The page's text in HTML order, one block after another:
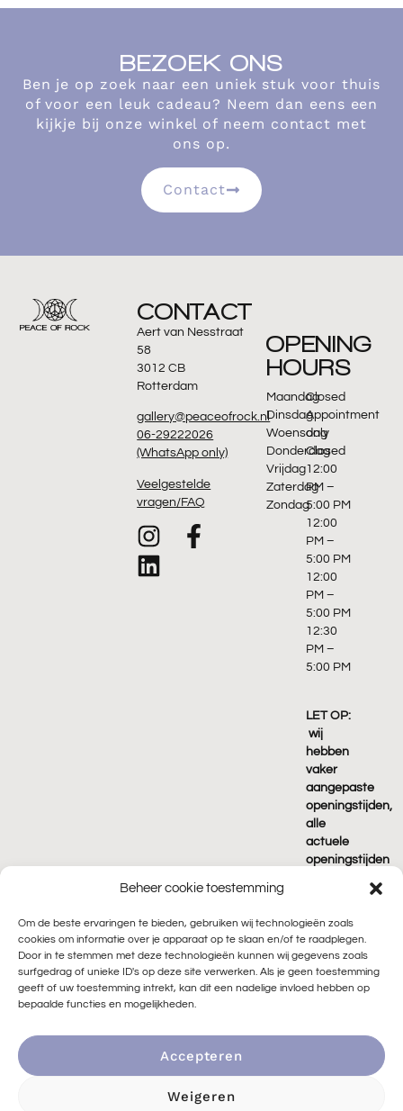
Beheer cookie toestemming
Om de beste ervaringen te bieden, gebruiken wij technologieën zoals
cookies om informatie over je apparaat op te slaan en/of te raadplegen.
Door in te stemmen met deze technologieën kunnen wij gegevens zoals
surfgedrag of unieke ID's op deze site verwerken. Als je geen toestemming
geeft of uw toestemming intrekt, kan dit een nadelige invloed hebben op
bepaalde functies en mogelijkheden.
Accepteren
Weigeren
BEZOEK ONS
Ben je op zoek naar een uniek stuk voor thuis
of voor een leuk cadeau? Neem dan eens een
kijkje bij onze winkel of neem contact met
ons op.
Contact
CONTACT
Aert van Nesstraat
58
3012 CB
Rotterdam
gallery@peaceofrock.nl
06-29222026
(WhatsApp only)
Veelgestelde
vragen/FAQ
OPENING
HOURS
Maandag
Dinsdag
Woensdag
Donderdag
Vrijdag
Zaterdag
Zondag
Closed
Appointment
only
Closed
12:00
PM –
5:00 PM
12:00
PM –
5:00 PM
12:00
PM –
5:00 PM
12:30
PM –
5:00 PM
LET OP:
wij
hebben
vaker
aangepaste
openingstijden,
alle
actuele
openingstijden
© 2026 Peace of Rock |🌱 Duurzaam ontwikkeld door
Privacyverklaring|Algemene voorwaarden